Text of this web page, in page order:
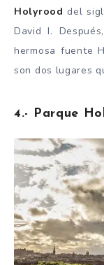
Holyrood del
David I.
hermosa fuente
son dos lugares
4.- Parque